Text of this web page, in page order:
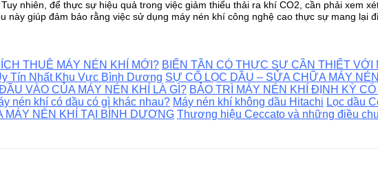
Tuy nhiên, để thực sự hiệu quả trong việc giảm thiểu thải ra khí CO2, cần phải xem
này giúp đảm bảo rằng việc sử dụng máy nén khí công nghệ cao thực sự mang lại
THUÊ MÁY NÉN KHÍ MỚI? BIẾN TẦN CÓ THỰC SỰ CẦN THIẾT VỚI
Tín Nhất Khu Vực Bình Dương SỰ CỐ LỌC DẦU – SỬA CHỮA MÁY
VÀO CỦA MÁY NÉN KHÍ LÀ GÌ? BẢO TRÌ MÁY NÉN KHÍ ĐỊNH KỲ
nén khí có dầu có gì khác nhau? Máy nén khí không dầu Hitachi Lọc dầu
MÁY NÉN KHÍ TẠI BÌNH DƯƠNG Thương hiệu Ceccato và những điều